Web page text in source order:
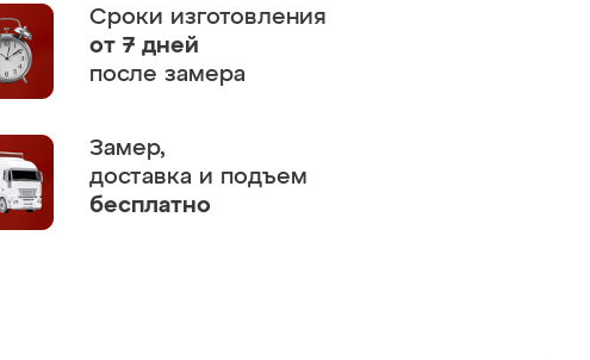
Сроки изготовления
от 7 дней
после замера
Замер,
доставка и подъем
бесплатно